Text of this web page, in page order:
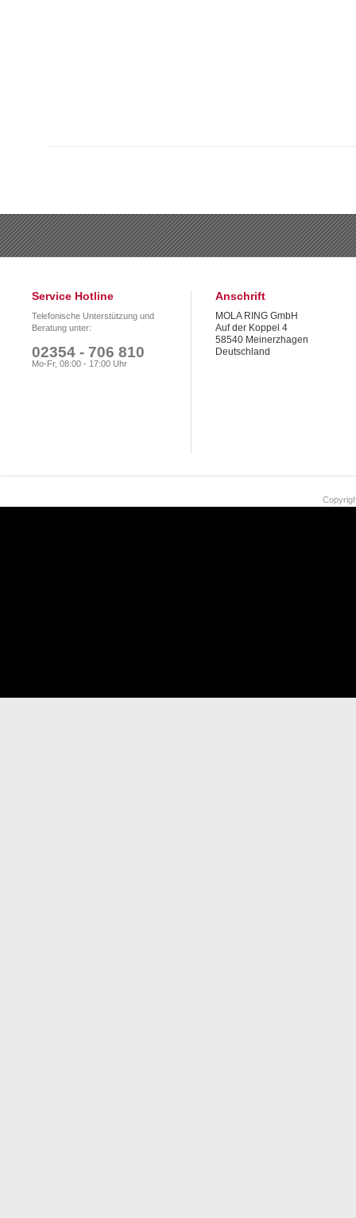
Service Hotline
Telefonische Unterstützung und
Beratung unter:
02354 - 706 810
Mo-Fr, 08:00 - 17:00 Uhr
Anschrift
MOLA RING GmbH
Auf der Koppel 4
58540 Meinerzhagen
Deutschland